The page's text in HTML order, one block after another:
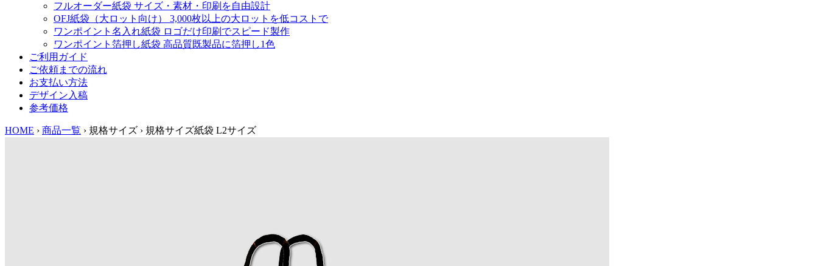
フルオーダー紙袋 サイズ・素材・印刷を自由設計
OFJ紙袋（大ロット向け）
3,000枚以上の大ロットを低コストで
ワンポイント名入れ紙袋 ロゴだけ印刷でスピード製作
ワンポイント箔押し紙袋 高品質既製品に箔押し1色
ご利用ガイド
ご依頼までの流れ
お支払い方法
デザイン入稿
参考価格
HOME › 商品一覧 › 規格サイズ › 規格サイズ紙袋 L2サイズ